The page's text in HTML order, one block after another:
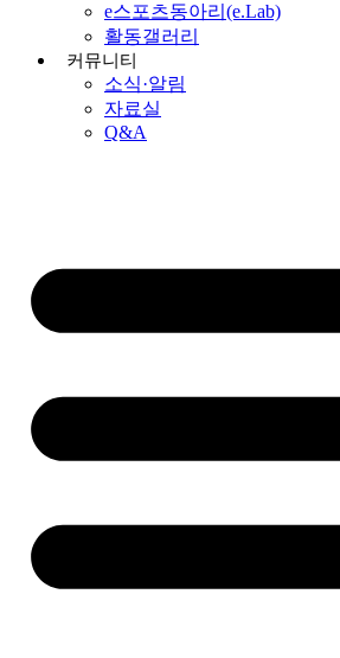
e스포츠동아리(e.Lab)
활동갤러리
커뮤니티
소식·알림
자료실
Q&A